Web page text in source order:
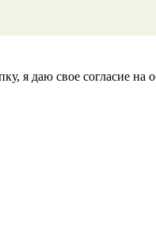
я даю свое согласие на